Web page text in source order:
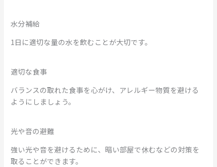
水分補給
1日に適切な量の水を飲むことが大切です。
適切な食事
バランスの取れた食事を心がけ、アレルギー物質を避ける
ようにしましょう。
光や音の避難
強い光や音を避けるために、暗い部屋で休むなどの対策を
取ることができます。